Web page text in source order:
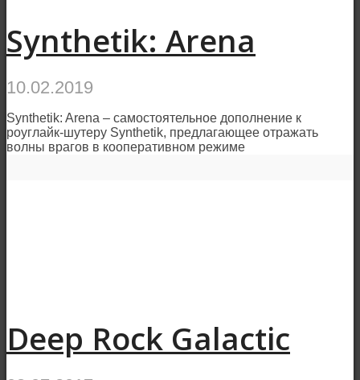
Synthetik: Arena
10.02.2019
Synthetik: Arena – самостоятельное дополнение к
роуглайк-шутеру Synthetik, предлагающее отражать
волны врагов в кооперативном режиме
Deep Rock Galactic